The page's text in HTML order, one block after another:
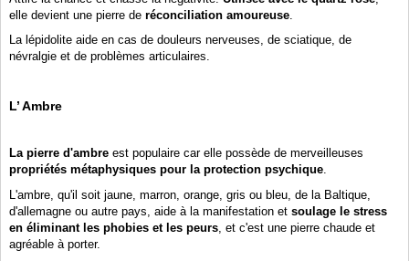
elle devient une pierre de réconciliation amoureuse.
La lépidoliteaide en cas de douleurs nerveuses, de sciatique, de
névralgie et de problèmes articulaires.
L’ Ambre
La pierre d'ambreest populaire car elle possède de merveilleuses
propriétés métaphysiques pour la protection psychique.
L'ambre, qu'il soit jaune, marron, orange, gris ou bleu, de la Baltique,
d'allemagne ou autre pays, aide à la manifestation et soulage le stress
en éliminant les phobies et les peurs, et c'est une pierre chaude et
agréable à porter.